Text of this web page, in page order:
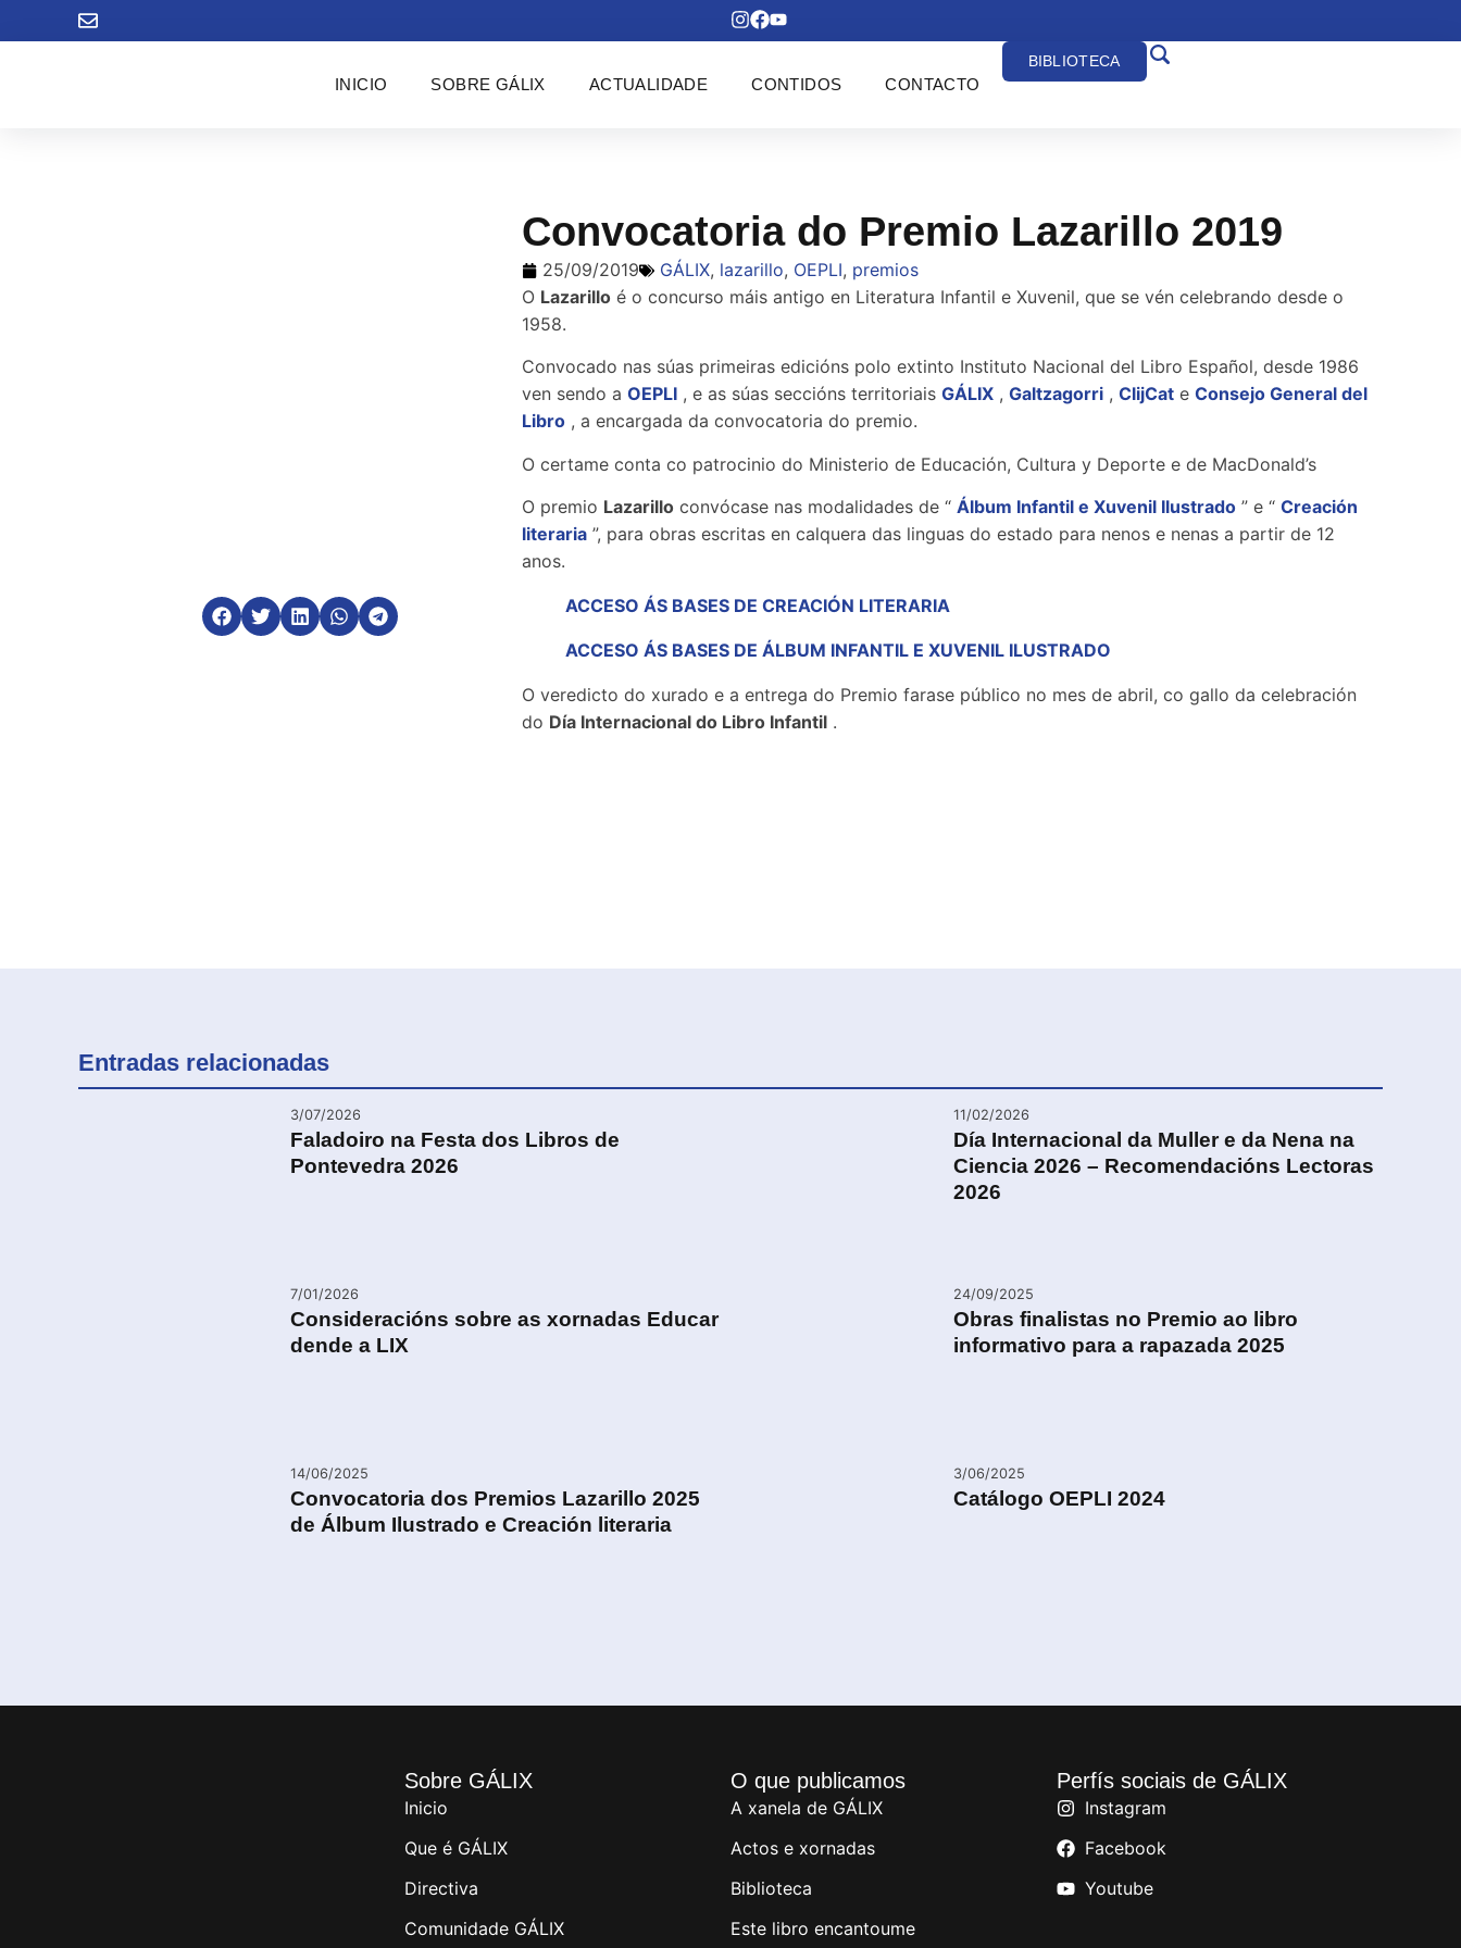
INICIO SOBRE GÁLIX ACTUALIDADE CONTIDOS CONTACTO
BIBLIOTECA
Convocatoria do Premio Lazarillo 2019
25/09/2019 GÁLIX, lazarillo, OEPLI, premios
O Lazarillo é o concurso máis antigo en Literatura Infantil e Xuvenil, que se vén celebrando desde o
1958.
Convocado nas súas primeiras edicións polo extinto Instituto Nacional del Libro Español, desde 1986
ven sendo a OEPLI , e as súas seccións territoriais GÁLIX , Galtzagorri , ClijCat e Consejo General del
Libro , a encargada da convocatoria do premio.
O certame conta co patrocinio do Ministerio de Educación, Cultura y Deporte e de MacDonald’s
O premio Lazarillo convócase nas modalidades de “ Álbum Infantil e Xuvenil Ilustrado ” e “ Creación
literaria ”, para obras escritas en calquera das linguas do estado para nenos e nenas a partir de 12
anos.
ACCESO ÁS BASES DE CREACIÓN LITERARIA
ACCESO ÁS BASES DE ÁLBUM INFANTIL E XUVENIL ILUSTRADO
O veredicto do xurado e a entrega do Premio farase público no mes de abril, co gallo da celebración
do Día Internacional do Libro Infantil .
Entradas relacionadas
3/07/2026
Faladoiro na Festa dos Libros de
Pontevedra 2026
11/02/2026
Día Internacional da Muller e da Nena na
Ciencia 2026 – Recomendacións Lectoras
2026
7/01/2026
Consideracións sobre as xornadas Educar
dende a LIX
24/09/2025
Obras finalistas no Premio ao libro
informativo para a rapazada 2025
14/06/2025
Convocatoria dos Premios Lazarillo 2025
de Álbum Ilustrado e Creación literaria
3/06/2025
Catálogo OEPLI 2024
Sobre GÁLIX
Inicio
Que é GÁLIX
Directiva
Comunidade GÁLIX
O que publicamos
A xanela de GÁLIX
Actos e xornadas
Biblioteca
Este libro encantoume
Perfís sociais de GÁLIX
Instagram
Facebook
Youtube